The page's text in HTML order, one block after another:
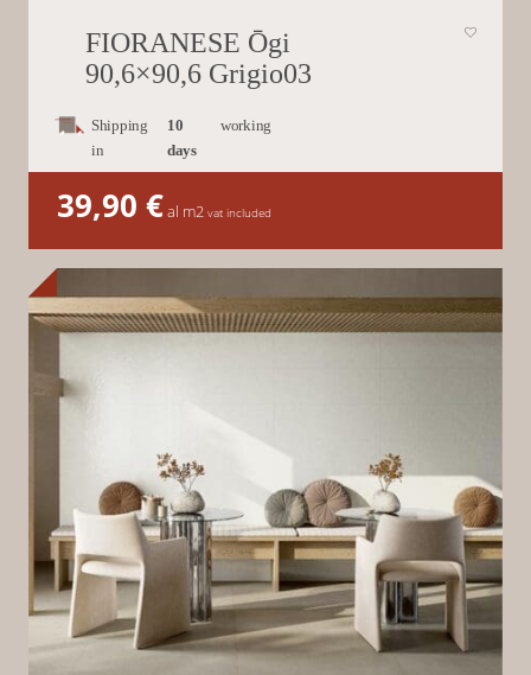
FIORANESE Ōgi
90,6×90,6 Grigio03
Shipping
in
10
days
working
39,90 €al m2 vat included